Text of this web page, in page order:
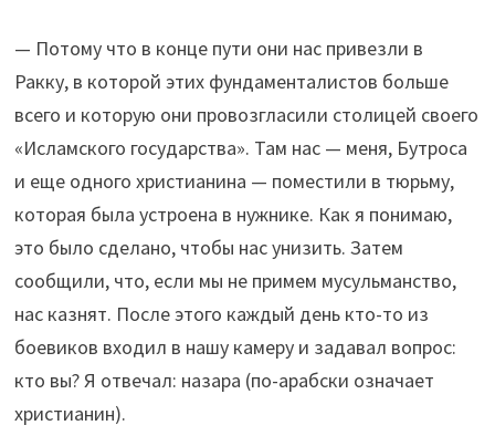
— Потому что в конце пути они нас привезли в
Ракку, в которой этих фундаменталистов больше
всего и которую они провозгласили столицей своего
«Исламского государства». Там нас — меня, Бутроса
и еще одного христианина — поместили в тюрьму,
которая была устроена в нужнике. Как я понимаю,
это было сделано, чтобы нас унизить. Затем
сообщили, что, если мы не примем мусульманство,
нас казнят. После этого каждый день кто-то из
боевиков входил в нашу камеру и задавал вопрос:
кто вы? Я отвечал: назара (по-арабски означает
христианин).